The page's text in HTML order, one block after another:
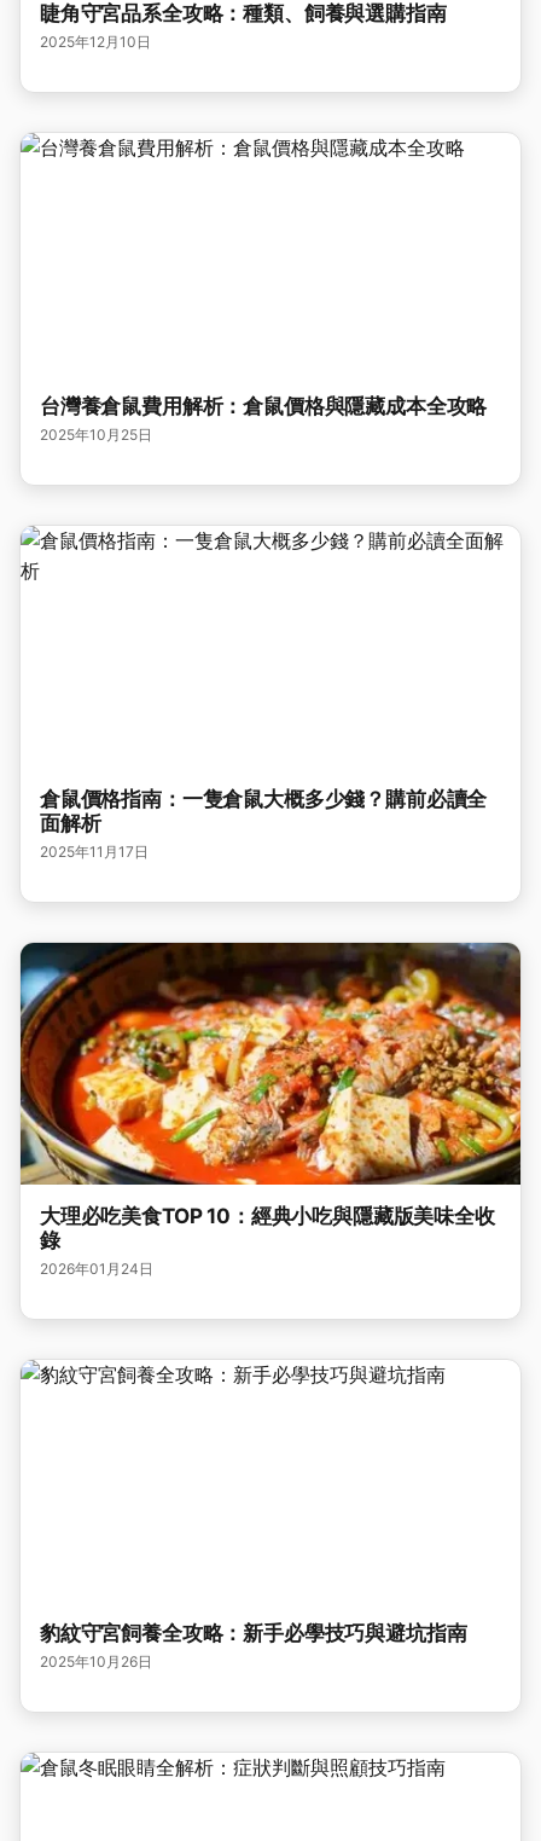
睫角守宮品系全攻略：種類、飼養與選購指南
2025年12月10日
台灣養倉鼠費用解析：倉鼠價格與隱藏成本全攻略
2025年10月25日
倉鼠價格指南：一隻倉鼠大概多少錢？購前必讀全
面解析
2025年11月17日
大理必吃美食TOP 10：經典小吃與隱藏版美味全收
錄
2026年01月24日
豹紋守宮飼養全攻略：新手必學技巧與避坑指南
2025年10月26日